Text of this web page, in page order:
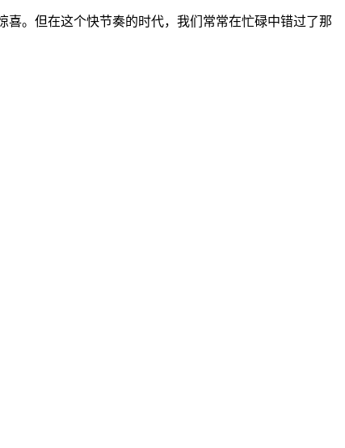
。但在这个快节奏的时代，我们常常在忙碌中错过了那